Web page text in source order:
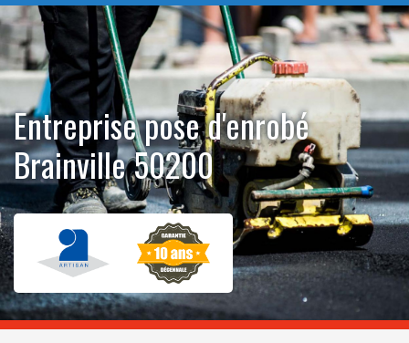
Entreprise pose d'enrobé
Brainville 50200